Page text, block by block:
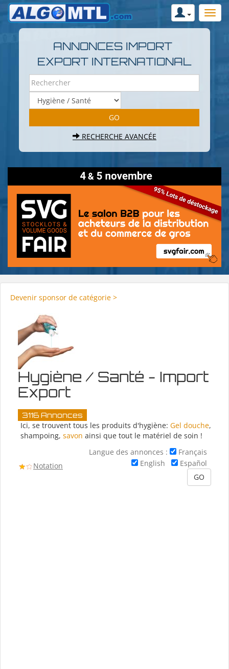
ANNONCES IMPORT
EXPORT INTERNATIONAL
RECHERCHE AVANCÉE
Devenir sponsor de catégorie >
Hygiène / Santé - Import
Export
3116 Annonces
Ici, se trouvent tous les produits d'hygiène: Gel douche,
shampoing, savon ainsi que tout le matériel de soin !
Notation
Langue des annonces :
Français
English
Español